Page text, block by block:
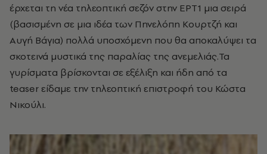
έρχεται τη νέα τηλεοπτική σεζόν στην ΕΡΤ1 μια σειρά
(βασισμένη σε μια ιδέα των Πηνελόπη Κουρτζή και
Αυγή Βάγια) πολλά υποσχόμενη που θα αποκαλύψει τα
σκοτεινά μυστικά της παραλίας της ανεμελιάς.Τα
γυρίσματα βρίσκονται σε εξέλιξη και ήδη από τα
teaser είδαμε την τηλεοπτική επιστροφή του Κώστα
Νικούλι.